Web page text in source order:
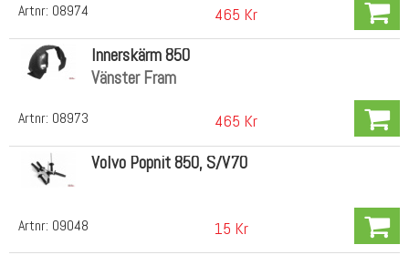
Artnr: 08974 465 Kr
Artnr: 08973
Innerskärm 850
Vänster Fram
465 Kr
Artnr: 09048
Volvo Popnit 850, S/V70
15 Kr